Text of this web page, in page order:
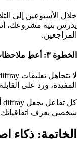
يدرس بنية مشروعك،
المراجعين.
الخطوة ٣: أعطِ ملاحظات
المفيدة، ورد على
شخصي يعرف
الخاتمة: ذكاء